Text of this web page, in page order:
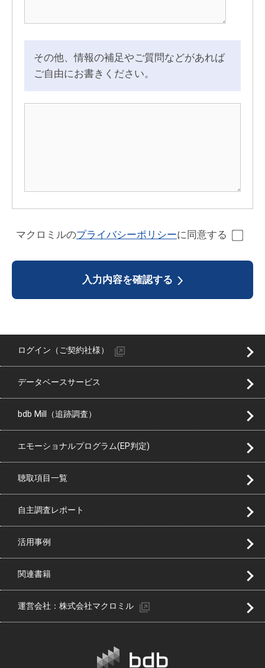
その他、情報の補足やご質問などがあれば
ご自由にお書きください。
マクロミルのプライバシーポリシーに同意する
入力内容を確認する
ログイン（ご契約社様）
データベースサービス
bdb Mill（追跡調査）
エモーショナルプログラム(EP判定)
聴取項目一覧
自主調査レポート
活用事例
関連書籍
運営会社：株式会社マクロミル